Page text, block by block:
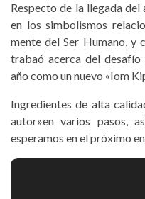
Respecto de la llegada del
en los simbolismos
mente del Ser Humano, y
trabaó acerca del
año como un nuevo «Iom
Ingredientes de alta
autor»en varios pasos,
esperamos en el próximo